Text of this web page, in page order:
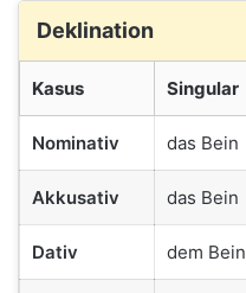
Deklination
Kasus Singular
Nominativ das Bein
Akkusativ das Bein
Dativ dem Bein